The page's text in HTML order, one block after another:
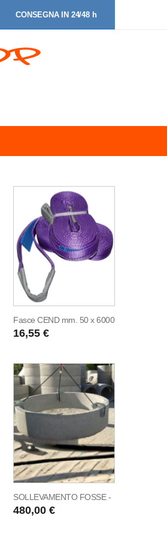
CONSEGNA IN 24/48 h
Fasce CEND mm. 50 x 6000
16,55 €
SOLLEVAMENTO FOSSE -
480,00 €